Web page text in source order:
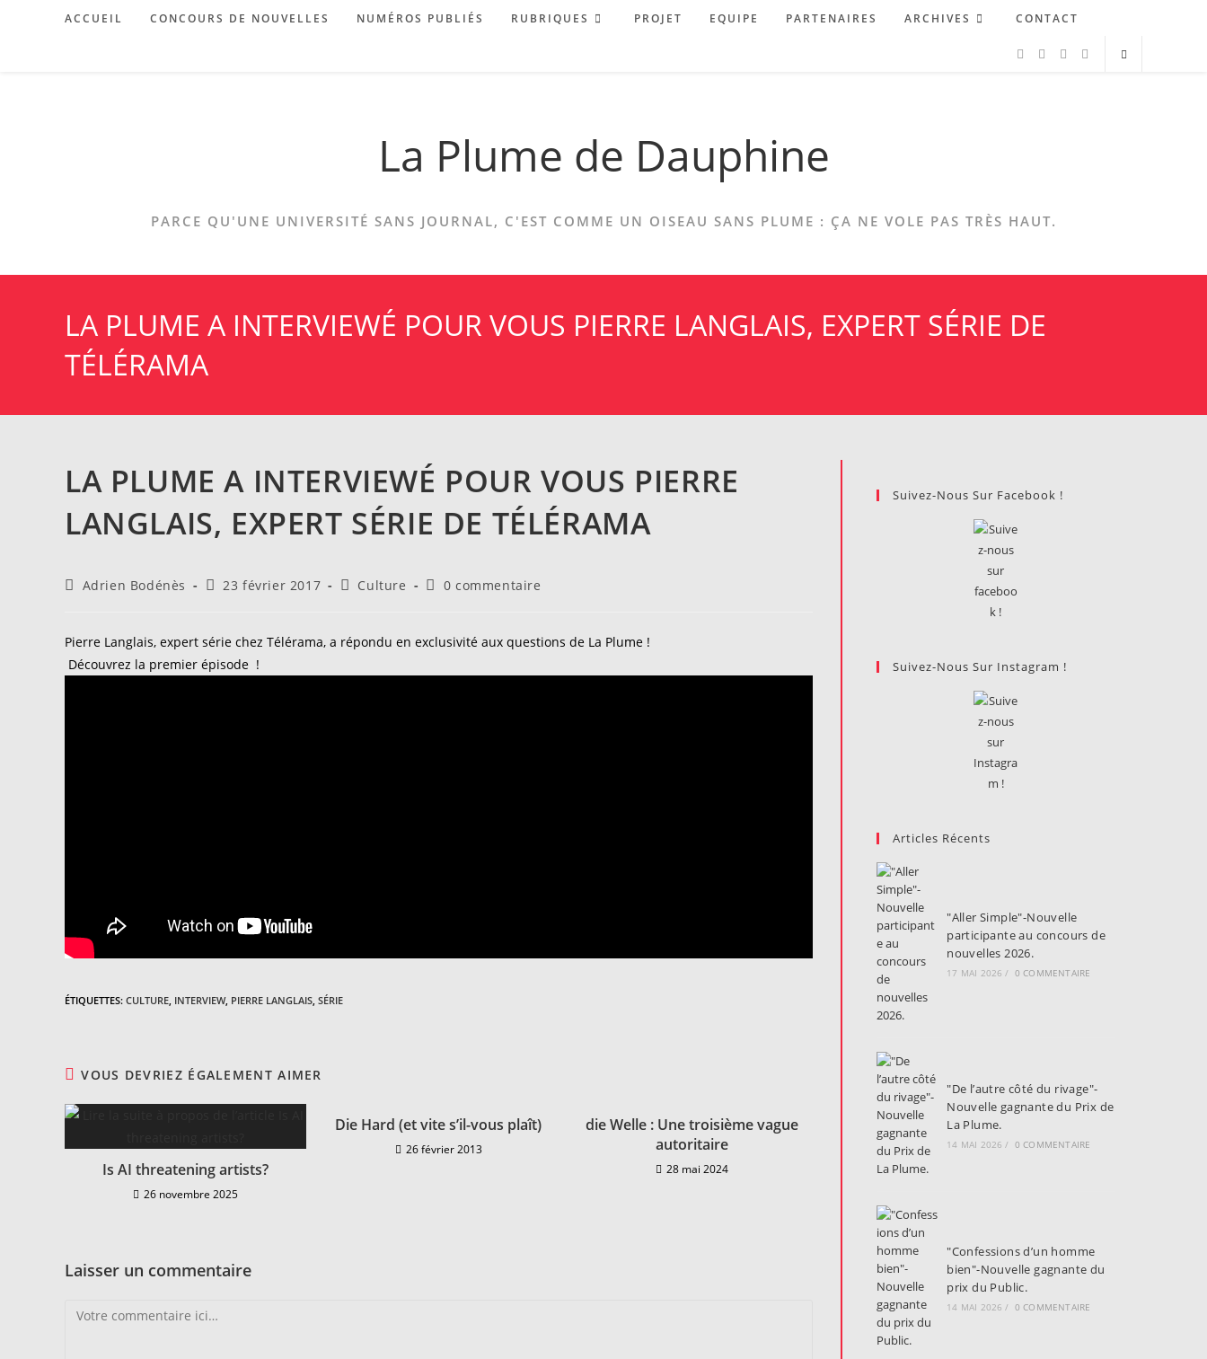
ACCUEIL CONCOURS DE NOUVELLES NUMÉROS PUBLIÉS RUBRIQUES PROJET EQUIPE PARTENAIRES ARCHIVES CONTACT
La Plume de Dauphine
PARCE QU'UNE UNIVERSITÉ SANS JOURNAL, C'EST COMME UN OISEAU SANS PLUME : ÇA NE VOLE PAS TRÈS HAUT.
LA PLUME A INTERVIEWÉ POUR VOUS PIERRE LANGLAIS, EXPERT SÉRIE DE
TÉLÉRAMA
LA PLUME A INTERVIEWÉ POUR VOUS PIERRE
LANGLAIS, EXPERT SÉRIE DE TÉLÉRAMA
Auteur/autrice
publication :
Adrien Bodénès
Publication
23 février 2017
PostCulture
Commentaires
publication :
0 commentaire
Pierre Langlais, expert série chez Télérama, a répondu en exclusivité aux questions de La Plume !
Découvrez la premier épisode !
ÉTIQUETTES: CULTURE, INTERVIEW, PIERRE LANGLAIS, SÉRIE
VOUS DEVRIEZ ÉGALEMENT AIMER
Is AI threatening artists?
26 novembre 2025
Die Hard (et vite s’il-vous plaît)
26 février 2013
die Welle : Une troisième vague
autoritaire
28 mai 2024
Laisser un commentaire
Comment
Suivez-Nous Sur Facebook !
Suivez-Nous Sur Instagram !
Articles Récents
"Aller Simple"-Nouvelle
participante au concours de
nouvelles 2026.
17 MAI 2026 / 0 COMMENTAIRE
"De l’autre côté du rivage"-
Nouvelle gagnante du Prix de
La Plume.
14 MAI 2026 / 0 COMMENTAIRE
"Confessions d’un homme
bien"-Nouvelle gagnante du
prix du Public.
14 MAI 2026 / 0 COMMENTAIRE